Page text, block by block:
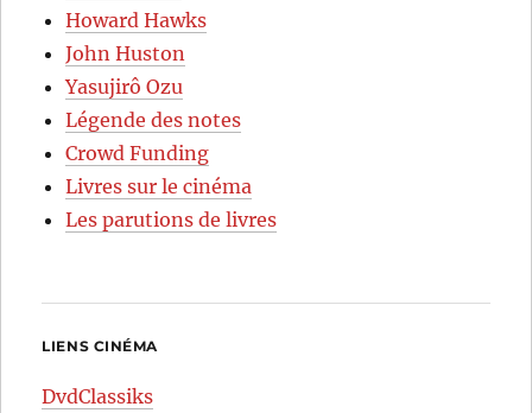
Howard Hawks
John Huston
Yasujirô Ozu
Légende des notes
Crowd Funding
Livres sur le cinéma
Les parutions de livres
LIENS CINÉMA
DvdClassiks